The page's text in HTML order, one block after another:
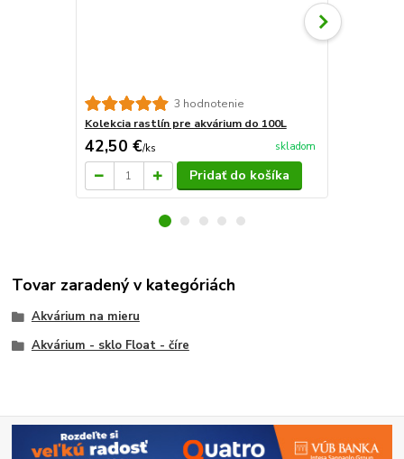
3 hodnotenie
Kolekcia rastlín pre akvárium do 100L
42,50 €/ks skladom
Pridať do košíka
Tovar zaradený v kategóriách
Akvárium na mieru
Akvárium - sklo Float - číre